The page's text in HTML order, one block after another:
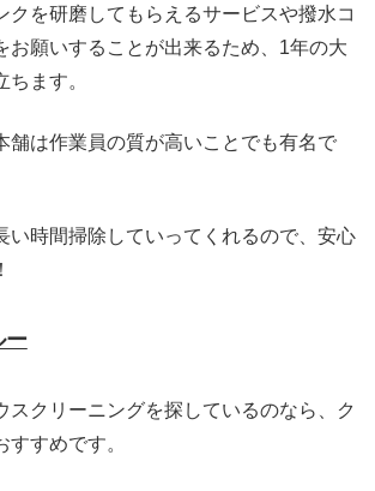
クを研磨してもらえるサービスや撥水コ
お願いすることが出来るため、1年の大
ます。
舗は作業員の質が高いことでも有名で
い時間掃除していってくれるので、安心
ー
スクリーニングを探しているのなら、ク
すすめです。